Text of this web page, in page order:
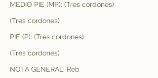
MEDIO PIE (MP): (Tres cordones)
(Tres cordones)
PIE (P): (Tres cordones)
(Tres cordones)
NOTA GENERAL: Reb